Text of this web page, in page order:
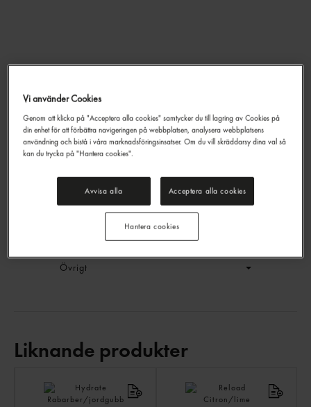
Vitamin Well50cl
EAN: 27350042718522
Generell produktinfo
Övrigt
Liknande produkter
Vi använder Cookies
Genom att klicka på "Acceptera alla cookies" samtycker du till lagring av Cookies på
din enhet för att förbättra navigeringen på webbplatsen, analysera webbplatsens
användning och bistå i våra marknadsföringsinsatser. Om du vill skräddarsy dina val så
kan du trycka på "Hantera cookies".
Avvisa alla Acceptera alla cookies
Hantera cookies